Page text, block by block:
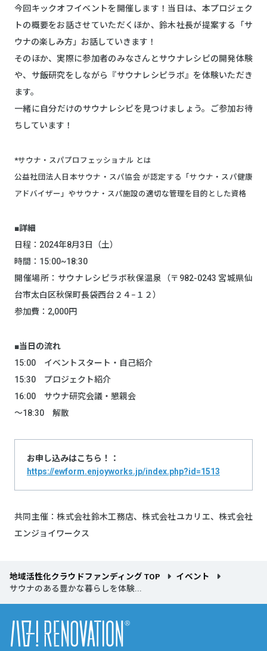
今回キックオフイベントを開催します！当日は、本プロジェク
トの概要をお話させていただくほか、鈴木社長が提案する「サ
ウナの楽しみ方」お話していきます！
そのほか、実際に参加者のみなさんとサウナレシピの開発体験
や、サ飯研究をしながら『サウナレシピラボ』を体験いただき
ます。
一緒に自分だけのサウナレシピを見つけましょう。ご参加お待
ちしています！
*サウナ・スパプロフェッショナル とは
公益社団法人日本サウナ・スパ協会 が認定する「サウナ・スパ健康
アドバイザー」やサウナ・スパ施設の適切な管理を目的とした資格
■詳細
日程：2024年8月3日（土）
時間：15:00~18:30
開催場所：サウナレシピラボ秋保温泉（〒982-0243 宮城県仙
台市太白区秋保町長袋西台２４−１２）
参加費：2,000円
■当日の流れ
15:00 イベントスタート・自己紹介
15:30 プロジェクト紹介
16:00 サウナ研究会議・懇親会
〜18:30 解散
お申し込みはこちら！：
https://ewform.enjoyworks.jp/index.php?id=1513
共同主催：株式会社鈴木工務店、株式会社ユカリエ、株式会社
エンジョイワークス
地域活性化クラウドファンディング TOP
イベント
サウナのある豊かな暮らしを体験...